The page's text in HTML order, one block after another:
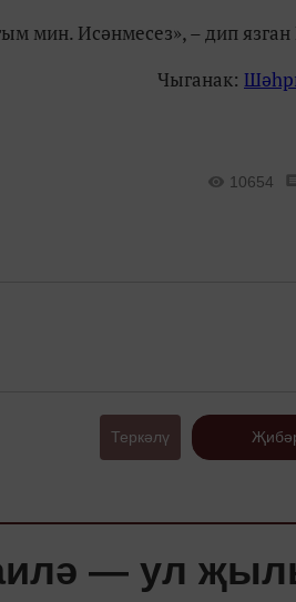
мин. Исәнмесез», – дип язган
Чыганак:
10654
Теркәлү
— ул